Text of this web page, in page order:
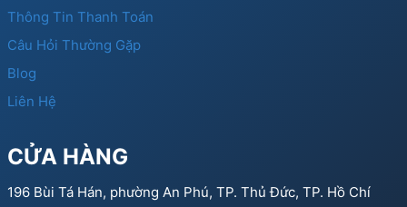
Thông Tin Thanh Toán
Câu Hỏi Thường Gặp
Blog
Liên Hệ
CỬA HÀNG
196 Bùi Tá Hán, phường An Phú, TP. Thủ Đức, TP. Hồ Chí